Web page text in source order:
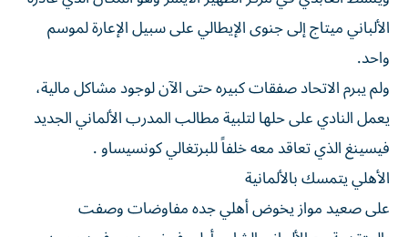
الألباني ميتاج إلى جنوى الإيطالي على سبيل الإعارة لموسم
واحد.
ولم يبرم الاتحاد صفقات كبيره حتى الآن لوجود مشاكل مالية،
يعمل النادي على حلها لتلبية مطالب المدرب الألماني الجديد
فيسينغ الذي تعاقد معه خلفاً للبرتغالي كونسيساو .
الأهلي يتمسك بالألمانية
على صعيد مواز يخوض أهلي جده مفاوضات وصفت